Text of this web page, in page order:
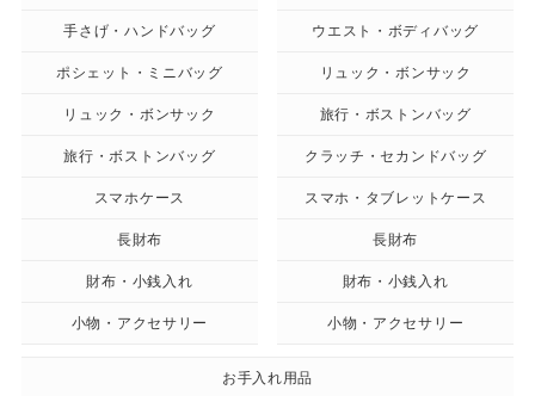
手さげ・ハンドバッグ
ポシェット・ミニバッグ
リュック・ボンサック
旅行・ボストンバッグ
スマホケース
長財布
財布・小銭入れ
小物・アクセサリー
ウエスト・ボディバッグ
リュック・ボンサック
旅行・ボストンバッグ
クラッチ・セカンドバッグ
スマホ・タブレットケース
長財布
財布・小銭入れ
小物・アクセサリー
お手入れ用品